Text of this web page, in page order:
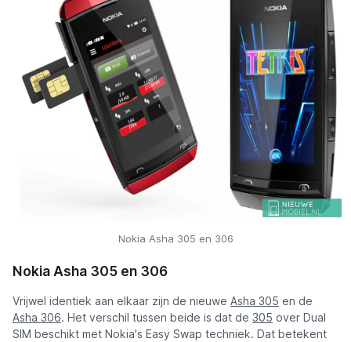
Nokia Asha 305 en 306
Nokia Asha 305 en 306
Vrijwel identiek aan elkaar zijn de nieuwe Asha 305 en de
Asha 306. Het verschil tussen beide is dat de 305 over Dual
SIM beschikt met Nokia's Easy Swap techniek. Dat betekent